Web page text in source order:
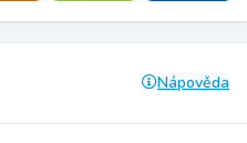
Nápověda